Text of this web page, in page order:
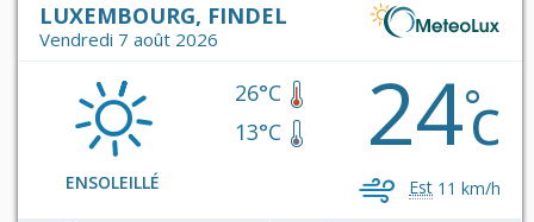
LUXEMBOURG, FINDEL
Vendredi 7 août 2026
ENSOLEILLÉ
26°C
13°C
24°c
Est 11 km/h